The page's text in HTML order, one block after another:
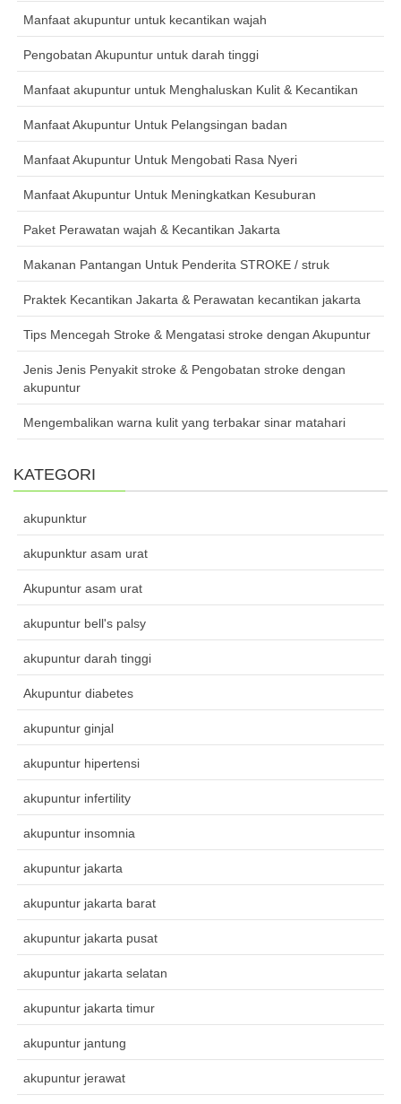
Manfaat akupuntur untuk kecantikan wajah
Pengobatan Akupuntur untuk darah tinggi
Manfaat akupuntur untuk Menghaluskan Kulit & Kecantikan
Manfaat Akupuntur Untuk Pelangsingan badan
Manfaat Akupuntur Untuk Mengobati Rasa Nyeri
Manfaat Akupuntur Untuk Meningkatkan Kesuburan
Paket Perawatan wajah & Kecantikan Jakarta
Makanan Pantangan Untuk Penderita STROKE / struk
Praktek Kecantikan Jakarta & Perawatan kecantikan jakarta
Tips Mencegah Stroke & Mengatasi stroke dengan Akupuntur
Jenis Jenis Penyakit stroke & Pengobatan stroke dengan
akupuntur
Mengembalikan warna kulit yang terbakar sinar matahari
KATEGORI
akupunktur
akupunktur asam urat
Akupuntur asam urat
akupuntur bell's palsy
akupuntur darah tinggi
Akupuntur diabetes
akupuntur ginjal
akupuntur hipertensi
akupuntur infertility
akupuntur insomnia
akupuntur jakarta
akupuntur jakarta barat
akupuntur jakarta pusat
akupuntur jakarta selatan
akupuntur jakarta timur
akupuntur jantung
akupuntur jerawat